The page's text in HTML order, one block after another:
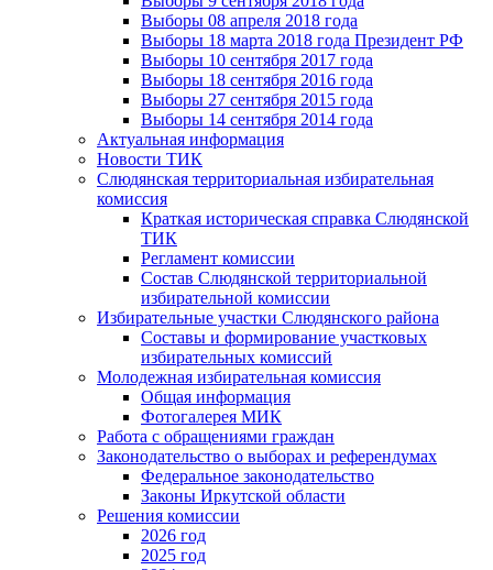
Выборы 08 апреля 2018 года
Выборы 18 марта 2018 года Президент РФ
Выборы 10 сентября 2017 года
Выборы 18 сентября 2016 года
Выборы 27 сентября 2015 года
Выборы 14 сентября 2014 года
Актуальная информация
Новости ТИК
Слюдянская территориальная избирательная
комиссия
Краткая историческая справка Слюдянской
ТИК
Регламент комиссии
Состав Слюдянской территориальной
избирательной комиссии
Избирательные участки Слюдянского района
Составы и формирование участковых
избирательных комиссий
Молодежная избирательная комиссия
Общая информация
Фотогалерея МИК
Работа с обращениями граждан
Законодательство о выборах и референдумах
Федеральное законодательство
Законы Иркутской области
Решения комиссии
2026 год
2025 год